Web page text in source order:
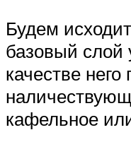
Будем
базовый слой
качестве
кафельное